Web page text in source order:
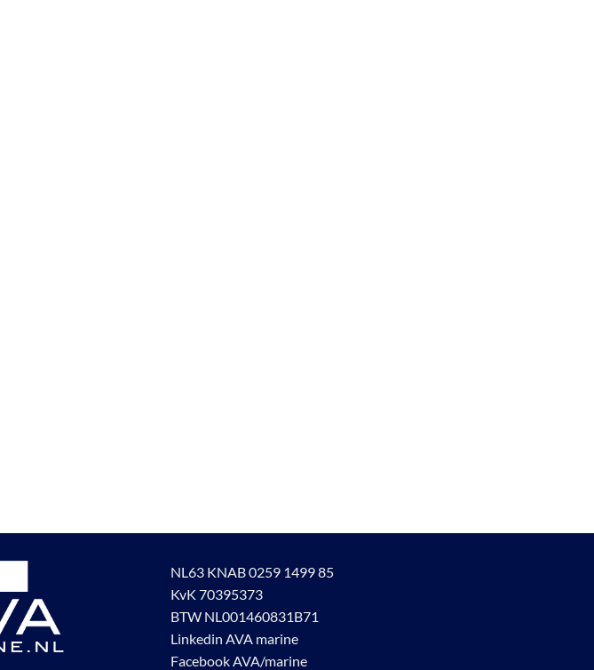
NL63 KNAB 0259 1499 85
KvK 70395373
BTW NL001460831B71
Linkedin AVA marine
Facebook AVA/marine